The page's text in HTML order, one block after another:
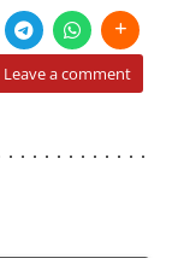
Leave a comment